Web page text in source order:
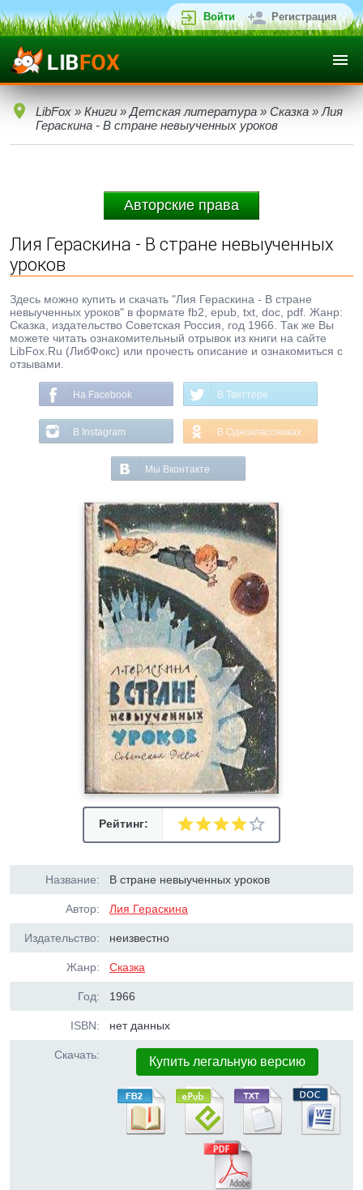
Войти Регистрация
LibFox » Книги » Детская литература » Сказка » Лия
Гераскина - В стране невыученных уроков
Авторские права
Лия Гераскина - В стране невыученных
уроков
Здесь можно купить и скачать "Лия Гераскина - В стране
невыученных уроков" в формате fb2, epub, txt, doc, pdf. Жанр:
Сказка, издательство Советская Россия, год 1966. Так же Вы
можете читать ознакомительный отрывок из книги на сайте
LibFox.Ru (ЛибФокс) или прочесть описание и ознакомиться с
отзывами.
На Facebook В Твиттере
В Instagram В Одноклассниках
Мы Вконтакте
Рейтинг:
Название: В стране невыученных уроков
Автор: Лия Гераскина
Издательство: неизвестно
Жанр: Сказка
Год: 1966
ISBN: нет данных
Скачать: Купить легальную версию